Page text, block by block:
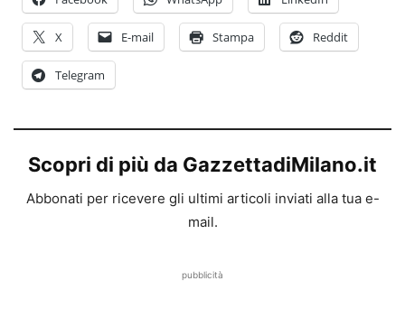
X E-mail Stampa Reddit
Telegram
Scopri di più da GazzettadiMilano.it
Abbonati per ricevere gli ultimi articoli inviati alla tua e-
mail.
pubblicità